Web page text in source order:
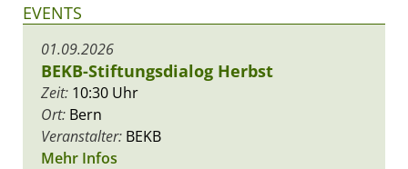
EVENTS
01.09.2026
BEKB-Stiftungsdialog Herbst
Zeit: 10:30 Uhr
Ort: Bern
Veranstalter: BEKB
Mehr Infos